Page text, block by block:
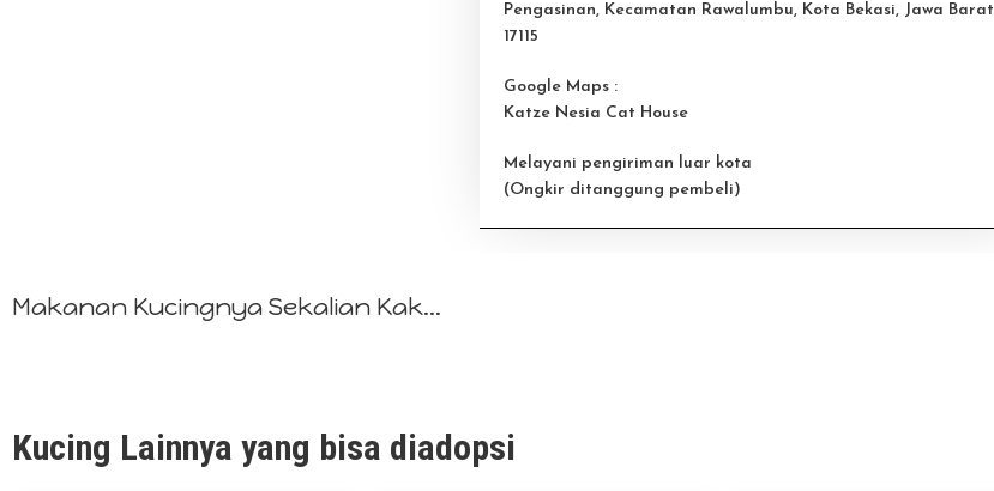
Pengasinan, Kecamatan Rawalumbu, Kota Bekasi, Jawa Barat
17115
Google Maps :
Katze Nesia Cat House
Melayani pengiriman luar kota
(Ongkir ditanggung pembeli)
Makanan Kucingnya Sekalian Kak...
Kucing Lainnya yang bisa diadopsi